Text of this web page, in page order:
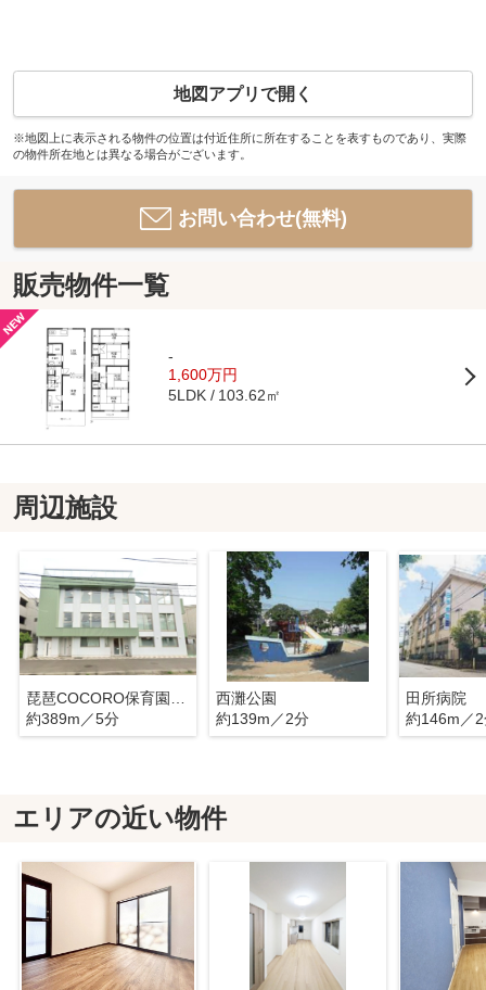
地図アプリで開く
※地図上に表示される物件の位置は付近住所に所在することを表すものであり、実際
の物件所在地とは異なる場合がございます。
お問い合わせ(無料)
販売物件一覧
-
1,600万円
5LDK 103.62㎡
周辺施設
約389m／5分
西灘公園
約139m／2分
田所病院
約146m／
エリアの近い物件